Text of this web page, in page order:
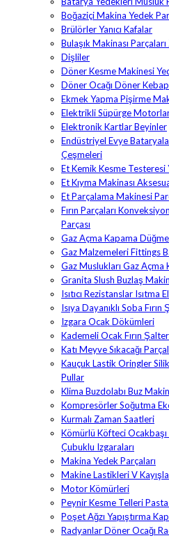
Boğaziçi Makina Yedek
Brülörler Yanıcı Kafalar
Bulaşık Makinası
Dişliler
Döner Kesme Makinesi
Döner Ocağı Döner
Ekmek Yapma Pişirme
Elektrikli Süpürge
Elektronik Kartlar Beyinler
Endüstriyel Evye
Çeşmeleri
Et Kemik Kesme Testeresi
Et Kıyma Makinası
Et Parçalama Makinesi
Fırın Parçaları
Parçası
Gaz Açma Kapama
Gaz Malzemeleri Fittings
Gaz Muslukları Gaz Açma
Granita Slush Buzlaş
Isıtıcı Rezistanslar Isıtma
Isıya Dayanıklı Soba Fırın
Izgara Ocak Dökümleri
Kademeli Ocak Fırın
Katı Meyve Sıkacağı
Kauçuk Lastik Oringler
Pullar
Klima Buzdolabı Buz
Kompresörler Soğutma
Kurmalı Zaman Saatleri
Kömürlü Köfteci Ocakbaşı
Çubuklu Izgaraları
Makina Yedek Parçaları
Makine Lastikleri V
Motor Kömürleri
Peynir Kesme Telleri
Poşet Ağzı Yapıştırma
Radyanlar Döner Ocağı